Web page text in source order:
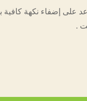
على إضفاء نكهة
.